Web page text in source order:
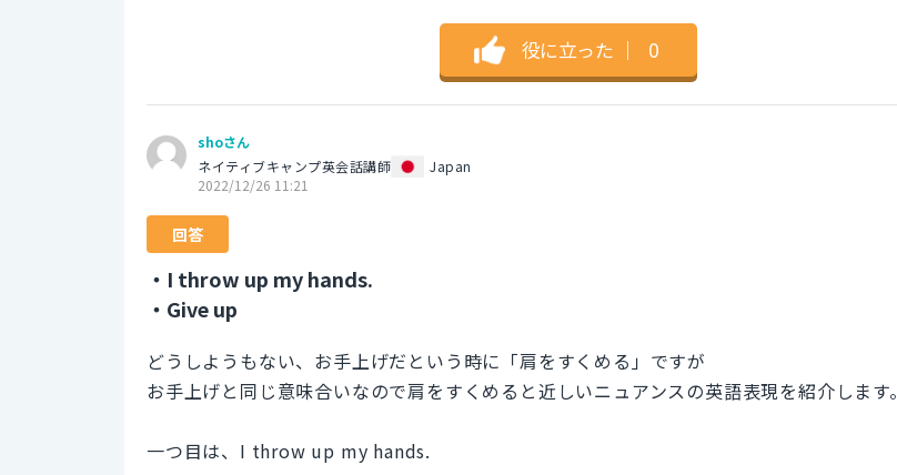
役に立った ｜ 0
shoさん
ネイティブキャンプ英会話講師
Japan
2022/12/26 11:21
回答
・I throw up my hands.
・Give up
どうしようもない、お手上げだという時に「肩をすくめる」ですが
お手上げと同じ意味合いなので肩をすくめると近しいニュアンスの英語表現を紹介します。
一つ目は、I throw up my hands.